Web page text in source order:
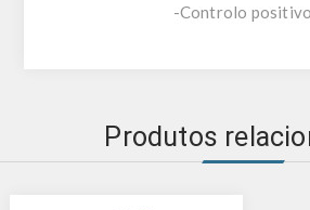
-Controlo positivo
Produtos